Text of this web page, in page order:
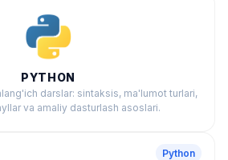
PYTHON
darslar: sintaksis, ma'lumot turlari,
va amaliy dasturlash asoslari.
Python